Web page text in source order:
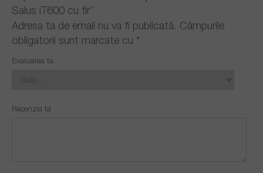
Salus iT600 cu fir”
Adresa ta de email nu va fi publicată. Câmpurile
obligatorii sunt marcate cu *
Evaluarea ta
Recenzia ta